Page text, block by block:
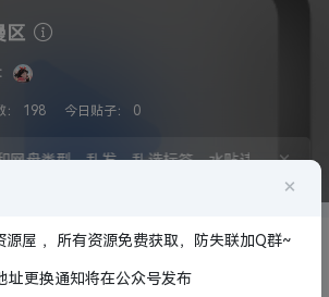
区
： 198 今日贴子： 0
盘类型，乱发，乱选标签，水贴违者将拉入小
×
漫威影业 Prime Video
Netflix
BBC ONE HULU
APPLE TV
NBC 索尼 迪士尼
×
源屋 ，所有资源免费获取，防失联加Q群~
址更换通知将在公众号发布